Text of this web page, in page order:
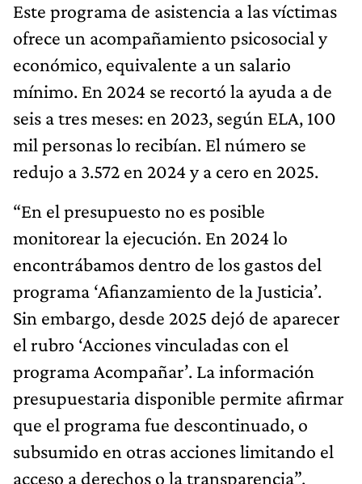
Este programa de asistencia a las víctimas
ofrece un acompañamiento psicosocial y
económico, equivalente a un salario
mínimo. En 2024 se recortó la ayuda a de
seis a tres meses: en 2023, según ELA, 100
mil personas lo recibían. El número se
redujo a 3.572 en 2024 y a cero en 2025.
“En el presupuesto no es posible
monitorear la ejecución. En 2024 lo
encontrábamos dentro de los gastos del
programa ‘Afianzamiento de la Justicia’.
Sin embargo, desde 2025 dejó de aparecer
el rubro ‘Acciones vinculadas con el
programa Acompañar’. La información
presupuestaria disponible permite afirmar
que el programa fue descontinuado, o
subsumido en otras acciones limitando el
acceso a derechos o la transparencia”,